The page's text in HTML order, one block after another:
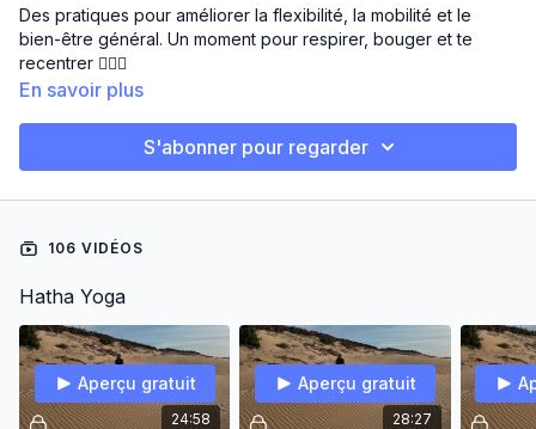
Des pratiques pour améliorer la flexibilité, la mobilité et le
bien-être général. Un moment pour respirer, bouger et te
recentrer 🧘🏻‍♀️
En savoir plus
S'abonner pour regarder
106 VIDÉOS
Hatha Yoga
24:58
Aperçu gratuit
28:27
Aperçu gratuit